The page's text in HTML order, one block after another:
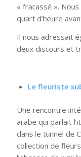
« fracassé ».
quart d’heure
Il nous adressait
deux discours et
Le fleuriste
Une rencontre
arabe qui parlait
dans le tunnel de
collection de